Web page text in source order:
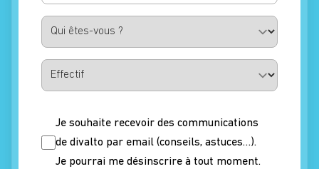
Qui
êtes-
vous
?Effectif
Nonewsletter
Je souhaite recevoir des communications
de divalto par email (conseils, astuces…).
Je pourrai me désinscrire à tout moment.